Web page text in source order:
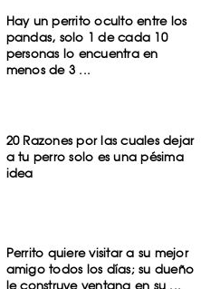
Hay un perrito oculto entre los
pandas, solo 1 de cada 10
personas lo encuentra en
menos de 3 ...
20 Razones por las cuales dejar
a tu perro solo es una pésima
idea
Perrito quiere visitar a su mejor
amigo todos los días; su dueño
le construye ventana en su ...